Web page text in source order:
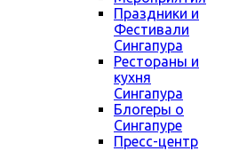
Праздники и
Фестивали
Сингапура
Рестораны и
кухня
Сингапура
Блогеры о
Сингапуре
Пресс-центр